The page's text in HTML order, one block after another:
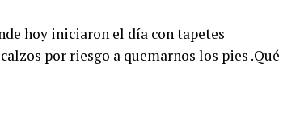
hoy iniciaron el día con tapetes
por riesgo a quemarnos los pies .Qué